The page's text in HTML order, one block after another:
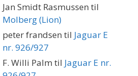
Jan Smidt Rasmussen til
Molberg (Lion)
peter frandsen til Jaguar E
nr. 926/927
F. Willi Palm til Jaguar E nr.